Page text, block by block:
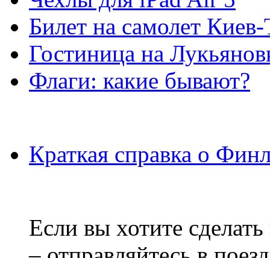
Билет на самолет
Гостиница на
Флаги: какие бывают?
Краткая справка о
Если вы хотите